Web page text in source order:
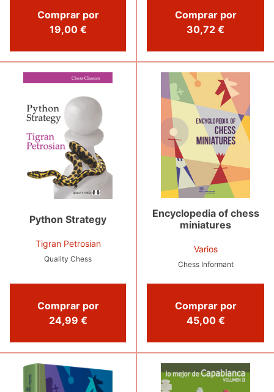
Comprar por
19,00 €
Comprar por
30,72 €
Python Strategy
Tigran Petrosian
Quality Chess
Comprar por
24,99 €
Encyclopedia of chess
miniatures
Varios
Chess Informant
Comprar por
45,00 €